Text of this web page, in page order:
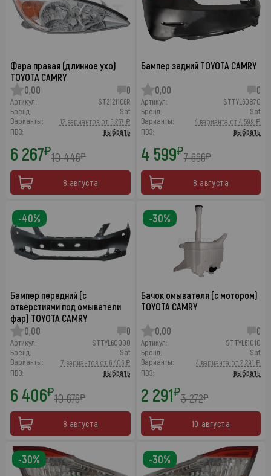
Фара правая (длинное ухо)
TOYOTA CAMRY
0,00
0
Артикул:
ST21211C6R
Бренд:
Sat
Варианты:
12 вариантов от 6 267 ₽
ПВЗ:
выбрать
6 267₽10 446₽
8 августа
Бампер задний TOYOTA CAMRY
0,00 0
Артикул:
STTYL60870
Бренд:
Sat
Варианты:
4 варианта от 4 599 ₽
ПВЗ:
выбрать
4 599₽7 666₽
8 августа
Бампер передний (с
отверстиями под омыватели
фар) TOYOTA CAMRY
0,00
0
Артикул:
STTYL60000
Бренд:
Sat
Варианты:
7 вариантов от 6 406 ₽
ПВЗ:
выбрать
6 406₽10 676₽
8 августа
-40%
Бачок омывателя (с мотором)
TOYOTA CAMRY
0,00 0
Артикул:
STTYL61010
Бренд:
Sat
Варианты:
4 варианта от 2 291 ₽
ПВЗ:
выбрать
2 291₽3 272₽
10 августа
-30%
-30% -30%